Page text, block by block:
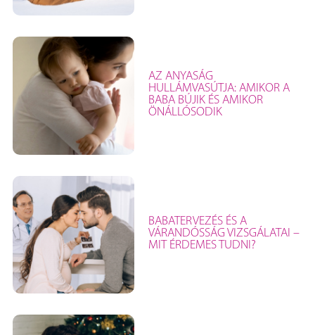
AZ ANYASÁG
HULLÁMVASÚTJA: AMIKOR A
BABA BÚJIK ÉS AMIKOR
ÖNÁLLÓSODIK
BABATERVEZÉS ÉS A
VÁRANDÓSSÁG VIZSGÁLATAI –
MIT ÉRDEMES TUDNI?